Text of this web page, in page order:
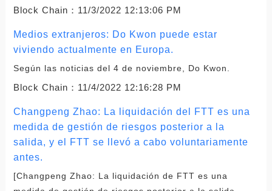
Block Chain： 11/3/2022 12:13:06 PM
Medios extranjeros: Do Kwon puede estar
viviendo actualmente en Europa.
Según las noticias del 4 de noviembre, Do Kwon.
Block Chain： 11/4/2022 12:16:28 PM
Changpeng Zhao: La liquidación del FTT es una
medida de gestión de riesgos posterior a la
salida, y el FTT se llevó a cabo voluntariamente
antes.
[Changpeng Zhao: La liquidación de FTT es una